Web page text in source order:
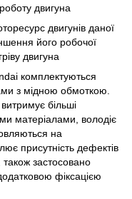
двигуна
двигунів даної
його робочої
двигуна
комплектуються
з мідною обмоткою.
більші
матеріалами, володіє
на
присутність дефектів
застосовано
фіксацією